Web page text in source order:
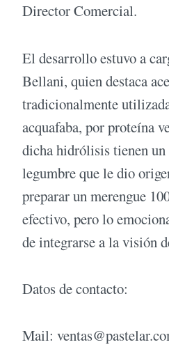
Director Comercial.
El desarrollo estuvo a
Bellani, quien destaca
tradicionalmente
acquafaba, por proteína
dicha hidrólisis tienen
legumbre que le dio
preparar un merengue
efectivo, pero lo
de integrarse a la visión
Datos de contacto:
Mail: